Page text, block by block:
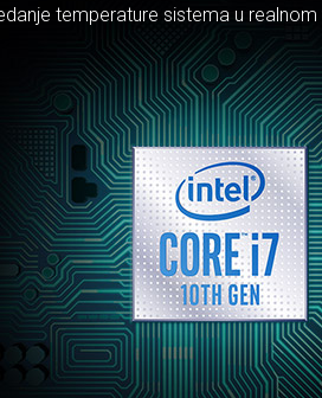
temperature sistema u realnom